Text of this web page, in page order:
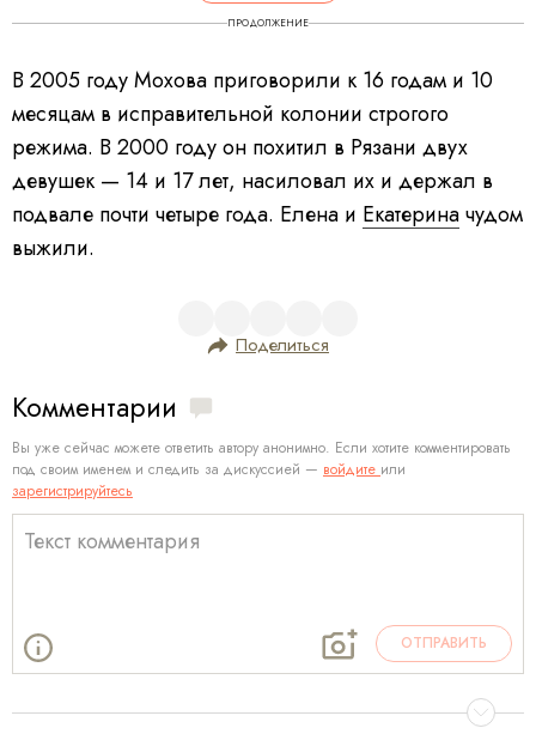
ПРОДОЛЖЕНИЕ
В 2005 году Мохова приговорили к 16 годам и 10
месяцам в исправительной колонии строгого
режима. В 2000 году он похитил в Рязани двух
девушек — 14 и 17 лет, насиловал их и держал в
подвале почти четыре года. Елена и Екатериначудом
выжили.
Поделиться
Комментарии
Вы уже сейчас можете ответить автору анонимно. Если хотите комментировать
под своим именем и следить за дискуссией — войдите или
зарегистрируйтесь
ОТПРАВИТЬ